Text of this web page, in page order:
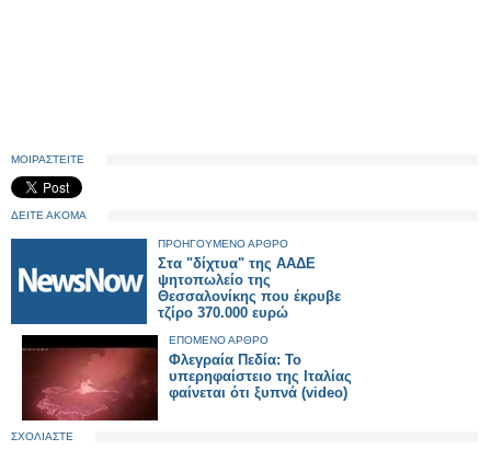
ΜΟΙΡΑΣΤΕΙΤΕ
ΔΕΙΤΕ ΑΚΟΜΑ
ΠΡΟΗΓΟΥΜΕΝΟ ΑΡΘΡΟ
Στα "δίχτυα" της ΑΑΔΕ
ψητοπωλείο της
Θεσσαλονίκης που έκρυβε
τζίρο 370.000 ευρώ
ΕΠΟΜΕΝΟ ΑΡΘΡΟ
Φλεγραία Πεδία: Το
υπερηφαίστειο της Ιταλίας
φαίνεται ότι ξυπνά (video)
ΣΧΟΛΙΑΣΤΕ